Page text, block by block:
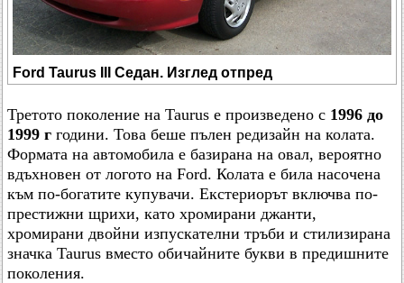
Ford Taurus III Седан. Изглед отпред
Третото поколение на Taurus е произведено с 1996 до
1999 г години. Това беше пълен редизайн на колата.
Формата на автомобила е базирана на овал, вероятно
вдъхновен от логото на Ford. Колата е била насочена
към по-богатите купувачи. Екстериорът включва по-
престижни щрихи, като хромирани джанти,
хромирани двойни изпускателни тръби и стилизирана
значка Taurus вместо обичайните букви в предишните
поколения.